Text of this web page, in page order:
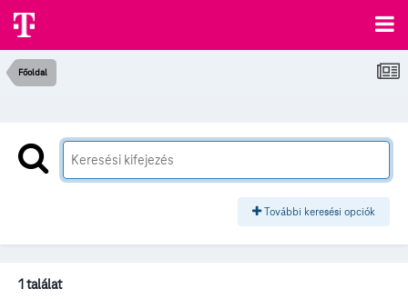
Főoldal
További keresési opciók
1 találat